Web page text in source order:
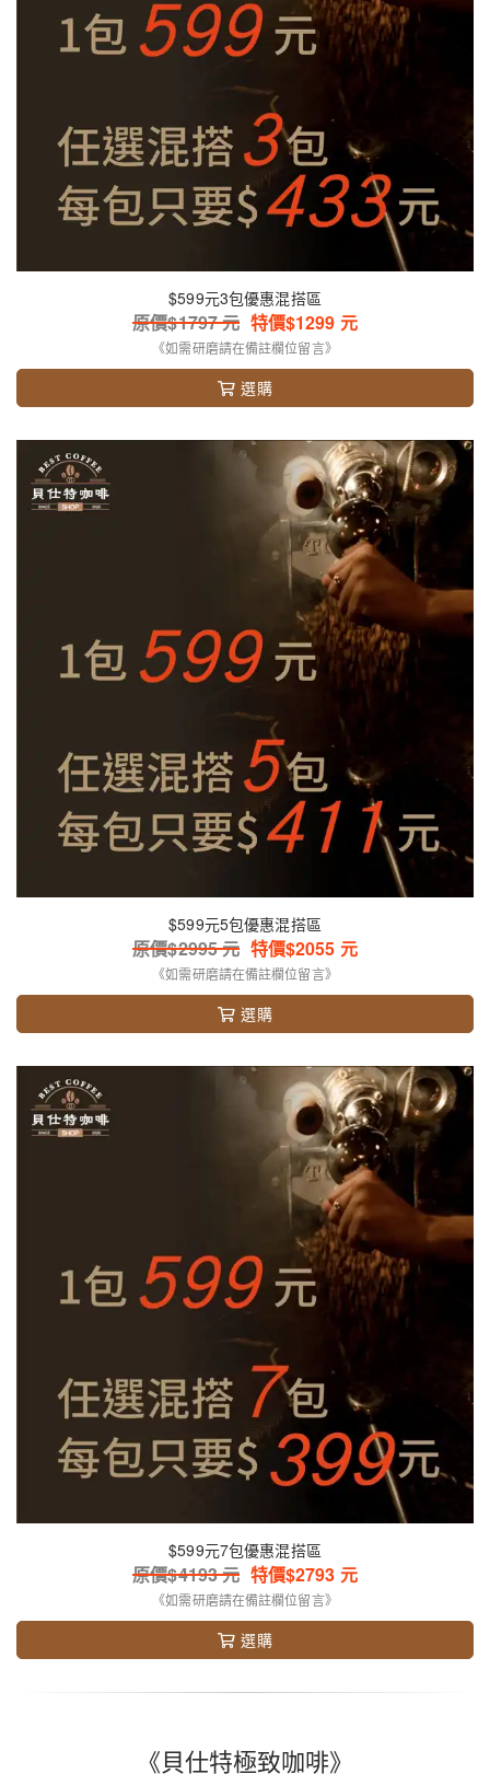
$599元3包優惠混搭區
原價$1797元 特價$1299 元
《如需研磨請在備註欄位留言》
選購
$599元5包優惠混搭區
原價$2995元 特價$2055 元
《如需研磨請在備註欄位留言》
選購
$599元7包優惠混搭區
原價$4193元 特價$2793 元
《如需研磨請在備註欄位留言》
選購
《貝仕特極致咖啡》